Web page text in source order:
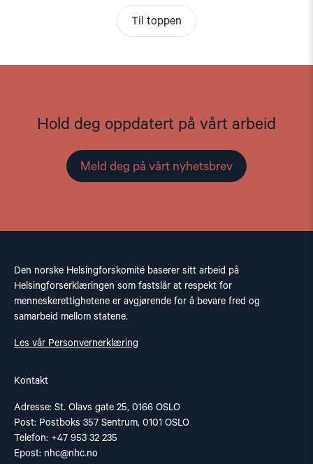
Til toppen
Hold deg oppdatert på vårt arbeid
Meld deg på vårt nyhetsbrev
Den norske Helsingforskomité baserer sitt arbeid på
Helsingforserklæringen som fastslår at respekt for
menneskerettighetene er avgjørende for å bevare fred og
samarbeid mellom statene.
Les vår Personvernerklæring
Kontakt
Adresse: St. Olavs gate 25, 0166 OSLO
Post: Postboks 357 Sentrum, 0101 OSLO
Telefon: +47 953 32 235
Epost: nhc@nhc.no